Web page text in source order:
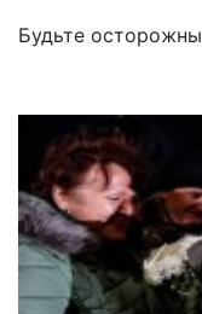
Будьте осторожны